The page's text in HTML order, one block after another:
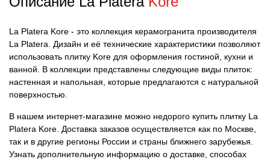
La Platera Kore - это коллекция керамогранита производителя
La Platera. Дизайн и её технические характеристики позволяют
использовать плитку Kore для оформления гостиной, кухни и
ванной. В коллекции представлены следующие виды плиток:
настенная и напольная, которые предлагаются с натуральной
поверхностью.
В нашем интернет-магазине можно недорого купить плитку La
Platera Kore. Доставка заказов осуществляется как по Москве,
так и в другие регионы России и страны ближнего зарубежья.
Узнать дополнительную информацию о доставке, способах